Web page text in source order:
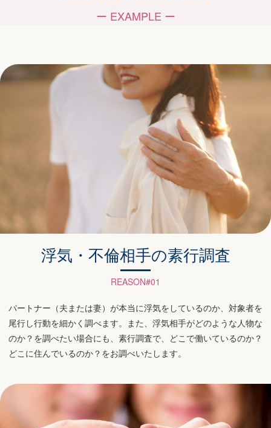
ー EXAMPLE ー
浮気・不倫相手の素行調査
REASON#01
パートナー（夫または妻）が本当に浮気をしているのか、対象者を
尾行し行動を細かく調べます。また、浮気相手がどのような人物な
のか？を調べたい場合にも、素行調査で、どこで働いているのか？
どこに住んでいるのか？をお調べいたします。